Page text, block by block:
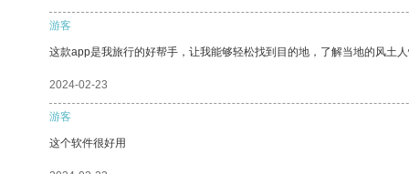
游客
这款app是我旅行的好帮手，让我能够轻松找到目的地，了解当地的风土
2024-02-23
游客
这个软件很好用